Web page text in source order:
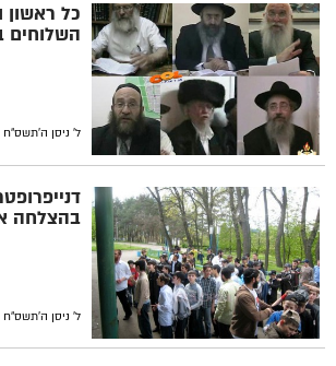
כל ראשון
השלוחים
ל' ניסן ה׳תשס״ח
בהצלחה
ל' ניסן ה׳תשס״ח